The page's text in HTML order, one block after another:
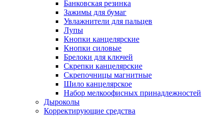
Банковская резинка
Зажимы для бумаг
Увлажнители для пальцев
Лупы
Кнопки канцелярские
Кнопки силовые
Брелоки для ключей
Скрепки канцелярские
Скрепочницы магнитные
Шило канцелярское
Набор мелкоофисных принадлежностей
Дыроколы
Корректирующие средства